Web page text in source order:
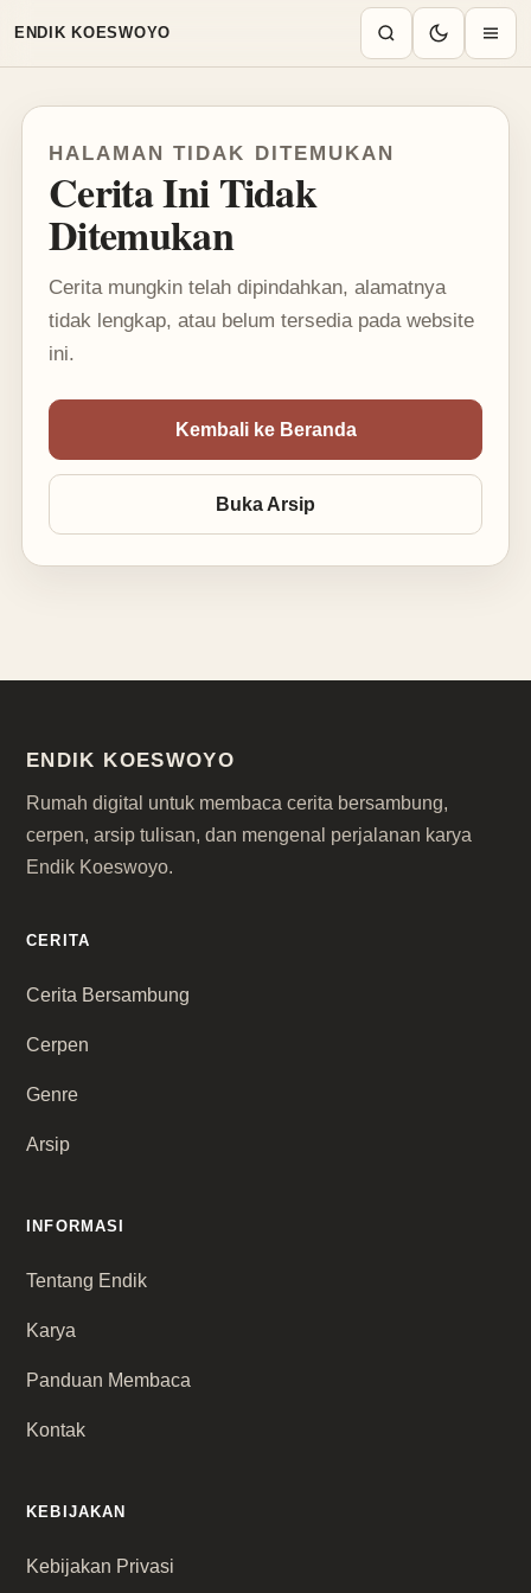
ENDIK KOESWOYO
HALAMAN TIDAK DITEMUKAN
Cerita Ini Tidak
Ditemukan
Cerita mungkin telah dipindahkan, alamatnya
tidak lengkap, atau belum tersedia pada website
ini.
Kembali ke Beranda
Buka Arsip
ENDIK KOESWOYO
Rumah digital untuk membaca cerita bersambung,
cerpen, arsip tulisan, dan mengenal perjalanan karya
Endik Koeswoyo.
CERITA
Cerita Bersambung
Cerpen
Genre
Arsip
INFORMASI
Tentang Endik
Karya
Panduan Membaca
Kontak
KEBIJAKAN
Kebijakan Privasi